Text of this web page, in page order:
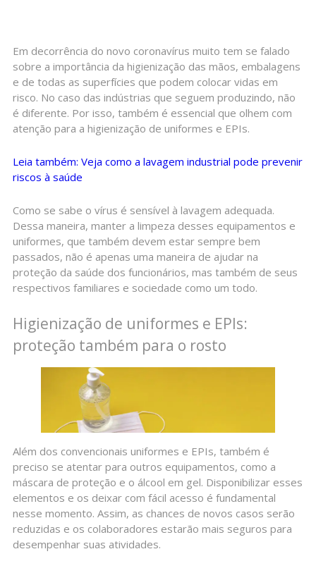
Em decorrência do novo coronavírus muito tem se falado
sobre a importância da higienização das mãos, embalagens
e de todas as superfícies que podem colocar vidas em
risco. No caso das indústrias que seguem produzindo, não
é diferente. Por isso, também é essencial que olhem com
atenção para a higienização de uniformes e EPIs.
Leia também: Veja como a lavagem industrial pode prevenir
riscos à saúde
Como se sabe o vírus é sensível à lavagem adequada.
Dessa maneira, manter a limpeza desses equipamentos e
uniformes, que também devem estar sempre bem
passados, não é apenas uma maneira de ajudar na
proteção da saúde dos funcionários, mas também de seus
respectivos familiares e sociedade como um todo.
Higienização de uniformes e EPIs:
proteção também para o rosto
Além dos convencionais uniformes e EPIs, também é
preciso se atentar para outros equipamentos, como a
máscara de proteção e o álcool em gel. Disponibilizar esses
elementos e os deixar com fácil acesso é fundamental
nesse momento. Assim, as chances de novos casos serão
reduzidas e os colaboradores estarão mais seguros para
desempenhar suas atividades.